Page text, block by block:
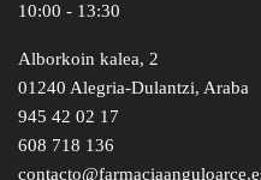
10:00 - 13:30
Alborkoin kalea, 2
01240 Alegria-Dulantzi, Araba
945 42 02 17
608 718 136